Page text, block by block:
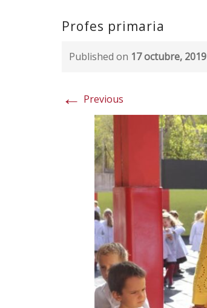
Profes primaria
Published on 17 octubre, 2019
← Previous